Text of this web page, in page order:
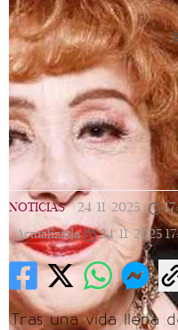
NOTICIAS | 24/11/2025 |
Actualizada
24/11/2025
Tras una vida llena